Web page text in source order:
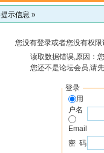
提示信息 »
您没有登录或者您没有权
读取数据错误,原因：
您还不是论坛会员,请
登录
用
户名
Email
密 码